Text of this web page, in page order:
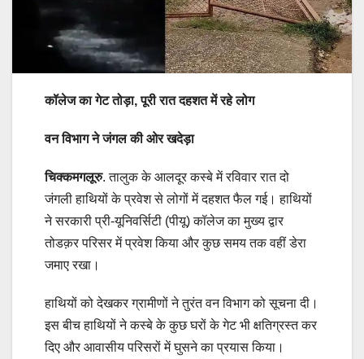
कॉलेज का गेट तोड़ा, पूरी रात दहशत में रहे लोग
वन विभाग ने जंगल की ओर खदेड़ा
चिक्कमगलूरु. तालुक के आलदूर कस्बे में रविवार रात दो
जंगली हाथियों के प्रवेश से लोगों में दहशत फैल गई। हाथियों
ने सरकारी प्री-यूनिवर्सिटी (पीयू) कॉलेज का मुख्य द्वार
तोडक़र परिसर में प्रवेश किया और कुछ समय तक वहीं डेरा
जमाए रखा।
हाथियों को देखकर ग्रामीणों ने तुरंत वन विभाग को सूचना दी।
इस बीच हाथियों ने कस्बे के कुछ घरों के गेट भी क्षतिग्रस्त कर
दिए और आवासीय परिसरों में घुसने का प्रयास किया।